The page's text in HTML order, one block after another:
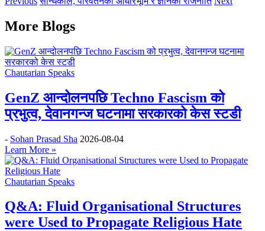
More Blogs
Chautarian Speaks
GenZ आन्दोलनपछि Techno Fascism को
प्रभुत्व, देवानगन्ज घटनामा सरकारको केस स्टडी
- Sohan Prasad Sha 2026-08-04
Learn More »
Chautarian Speaks
Q&A: Fluid Organisational Structures
were Used to Propagate Religious Hate